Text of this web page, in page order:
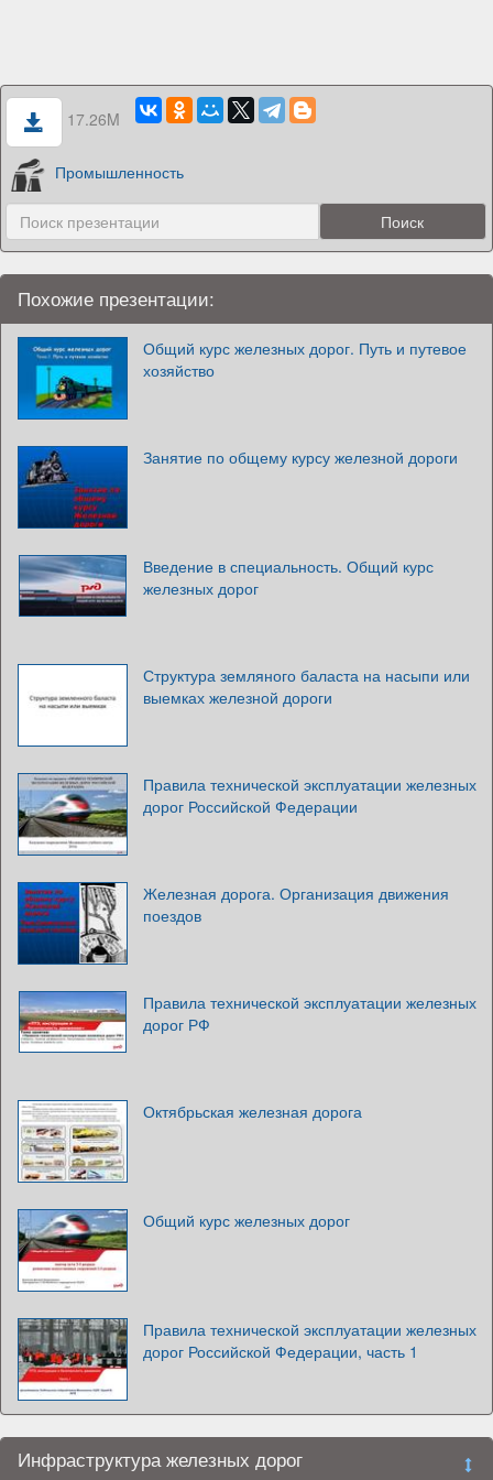
17.26M
Промышленность
Похожие презентации:
Общий курс железных дорог. Путь и путевое
хозяйство
Занятие по общему курсу железной дороги
Введение в специальность. Общий курс
железных дорог
Структура земляного баласта на насыпи или
выемках железной дороги
Правила технической эксплуатации железных
дорог Российской Федерации
Железная дорога. Организация движения
поездов
Правила технической эксплуатации железных
дорог РФ
Октябрьская железная дорога
Общий курс железных дорог
Правила технической эксплуатации железных
дорог Российской Федерации, часть 1
Инфраструктура железных дорог